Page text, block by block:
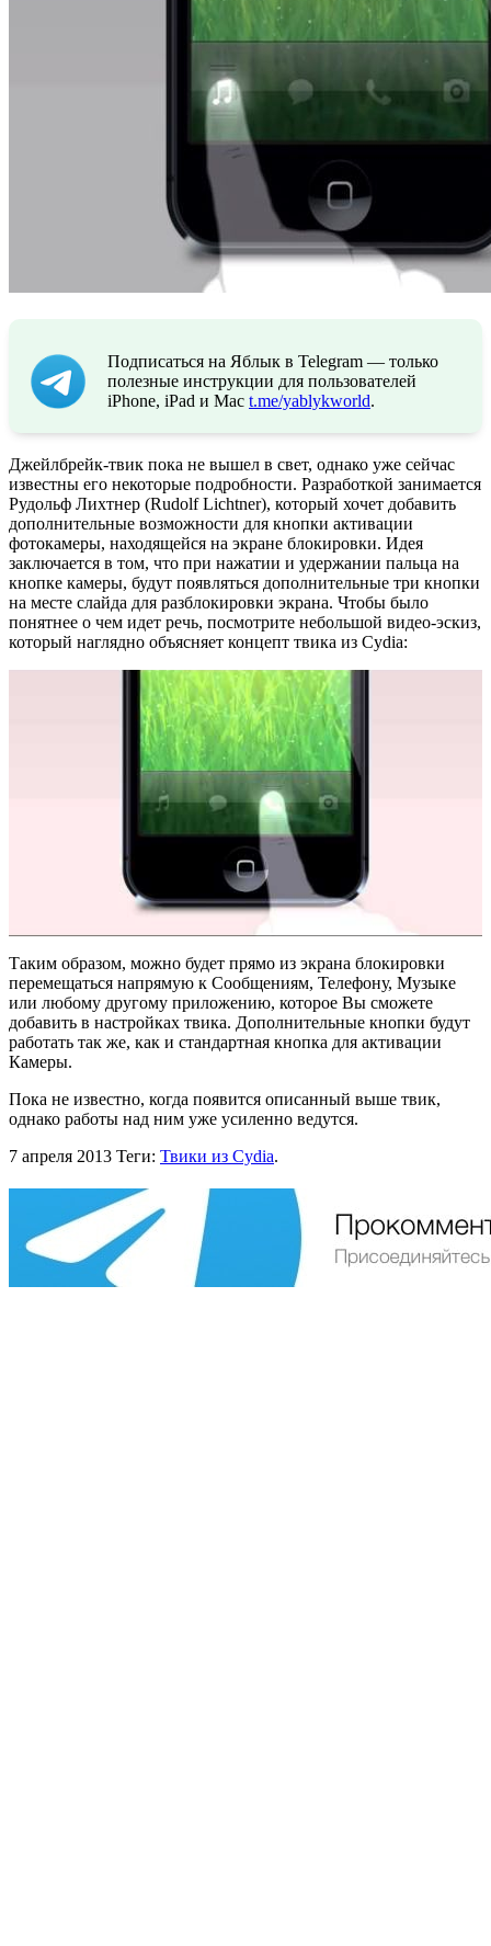
Подписаться на Яблык в Telegram — только
полезные инструкции для пользователей
iPhone, iPad и Mac t.me/yablykworld.
Джейлбрейк-твик пока не вышел в свет, однако уже сейчас
известны его некоторые подробности. Разработкой занимается
Рудольф Лихтнер (Rudolf Lichtner), который хочет добавить
дополнительные возможности для кнопки активации
фотокамеры, находящейся на экране блокировки. Идея
заключается в том, что при нажатии и удержании пальца на
кнопке камеры, будут появляться дополнительные три кнопки
на месте слайда для разблокировки экрана. Чтобы было
понятнее о чем идет речь, посмотрите небольшой видео-эскиз,
который наглядно объясняет концепт твика из Cydia:
Таким образом, можно будет прямо из экрана блокировки
перемещаться напрямую к Сообщениям, Телефону, Музыке
или любому другому приложению, которое Вы сможете
добавить в настройках твика. Дополнительные кнопки будут
работать так же, как и стандартная кнопка для активации
Камеры.
Пока не известно, когда появится описанный выше твик,
однако работы над ним уже усиленно ведутся.
7 апреля 2013 Теги: Твики из Cydia.